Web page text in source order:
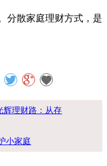
散家庭理财方式，是
辉理财路：从存
小家庭